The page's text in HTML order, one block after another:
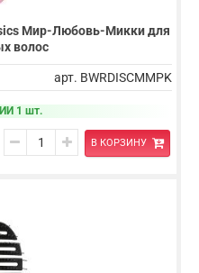
Мир-Любовь-Микки для
волос
арт. BWRDISCMMPK
1 шт.
В КОРЗИНУ